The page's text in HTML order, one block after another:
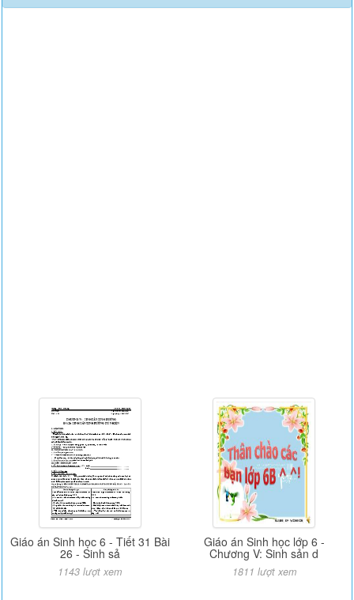
Giáo án Sinh học 6 - Tiết 31 Bài
26 - Sinh sả
1143 lượt xem
Giáo án Sinh học lớp 6 -
Chương V: Sinh sản d
1811 lượt xem